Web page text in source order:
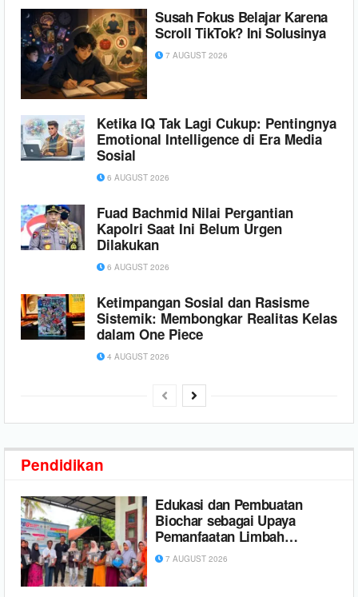
Susah Fokus Belajar Karena
Scroll TikTok? Ini Solusinya
7 AUGUST 2026
Ketika IQ Tak Lagi Cukup: Pentingnya
Emotional Intelligence di Era Media
Sosial
6 AUGUST 2026
Fuad Bachmid Nilai Pergantian
Kapolri Saat Ini Belum Urgen
Dilakukan
6 AUGUST 2026
Ketimpangan Sosial dan Rasisme
Sistemik: Membongkar Realitas Kelas
dalam One Piece
4 AUGUST 2026
Pendidikan
Edukasi dan Pembuatan
Biochar sebagai Upaya
Pemanfaatan Limbah
Pertanian di Gampong
Sambongan Baro
7 AUGUST 2026